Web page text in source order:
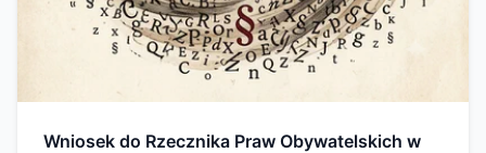
Wniosek do Rzecznika Praw Obywatelskich w